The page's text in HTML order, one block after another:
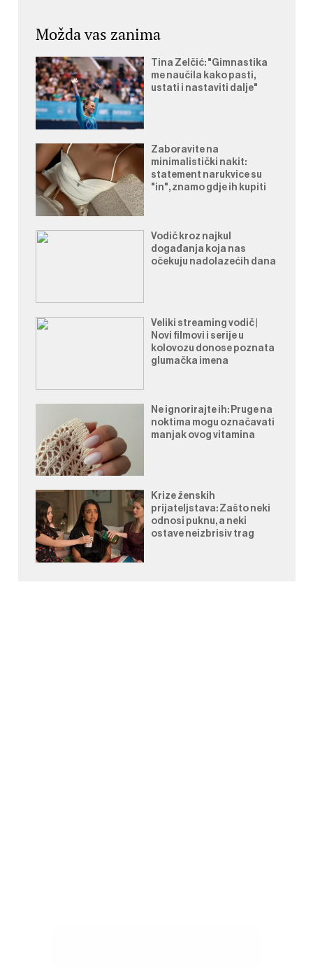
Možda vas zanima
Tina Zelčić: "Gimnastika
me naučila kako pasti,
ustati i nastaviti dalje"
Zaboravite na
minimalistički nakit:
statement narukvice su
"in", znamo gdje ih kupiti
Vodič kroz najkul
događanja koja nas
očekuju nadolazećih dana
Veliki streaming vodič |
Novi filmovi i serije u
kolovozu donose poznata
glumačka imena
Ne ignorirajte ih: Pruge na
noktima mogu označavati
manjak ovog vitamina
Krize ženskih
prijateljstava: Zašto neki
odnosi puknu, a neki
ostave neizbrisiv trag